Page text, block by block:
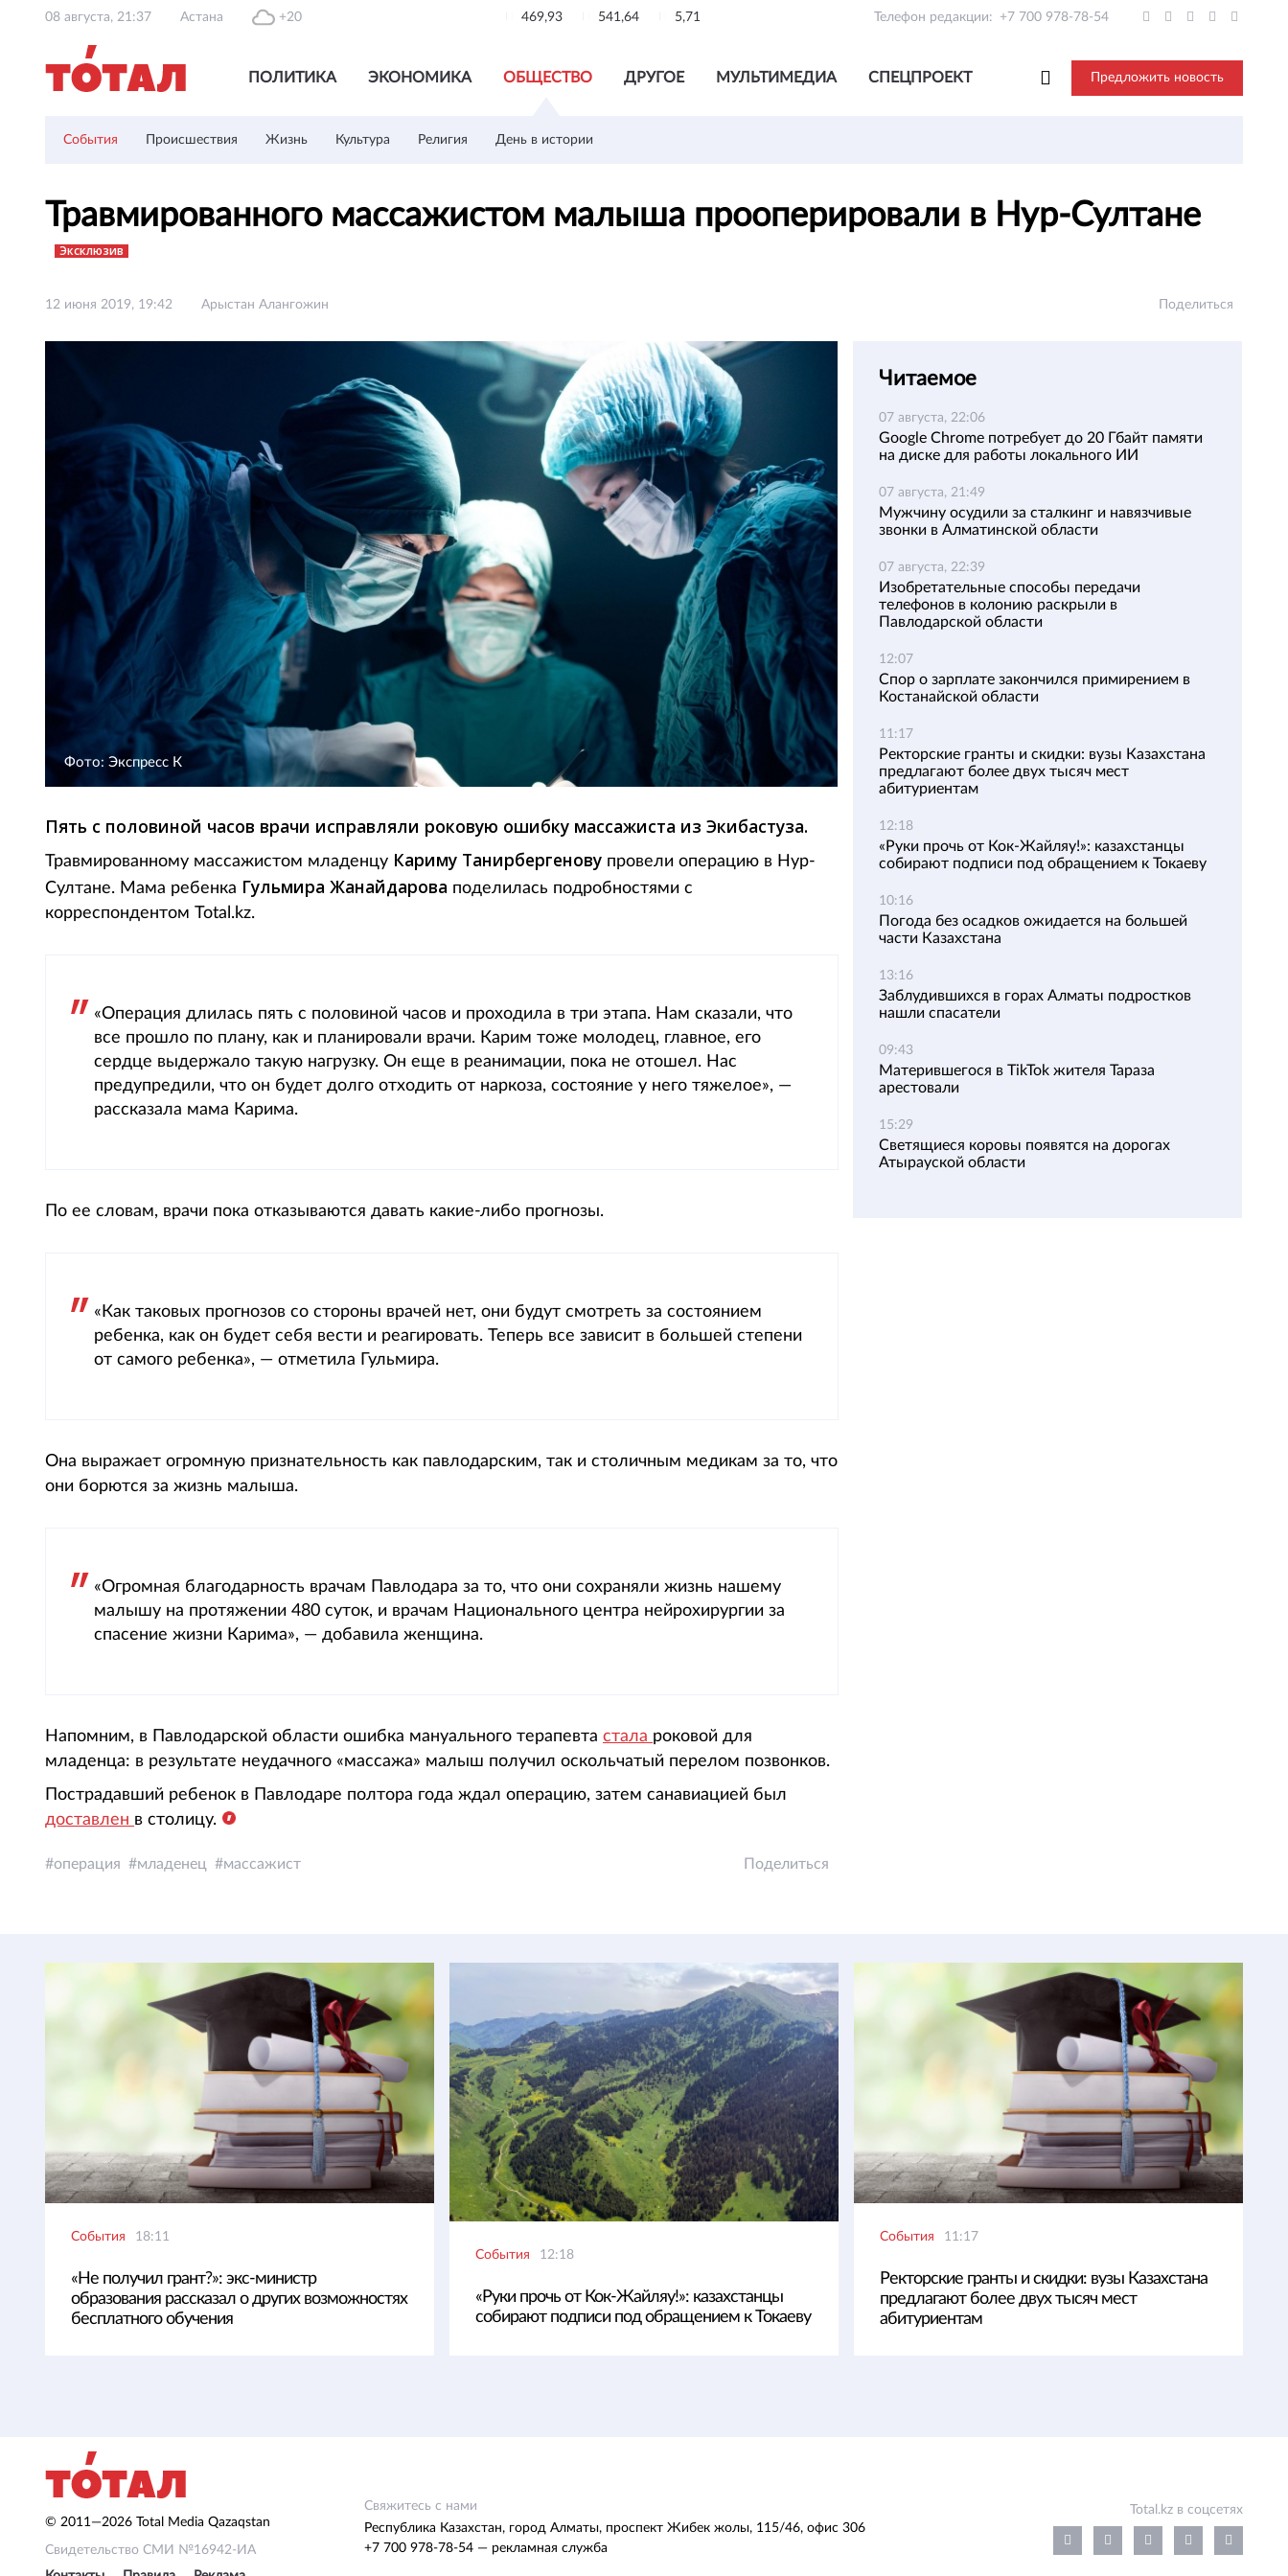
08 августа, 21:37 Астана +20 469,93 541,64 5,71 Телефон редакции: +7 700 978-78-54
ПОЛИТИКА ЭКОНОМИКА ОБЩЕСТВО ДРУГОЕ МУЛЬТИМЕДИА СПЕЦПРОЕКТ Предложить новость
События Происшествия Жизнь Культура Религия День в истории
Травмированного массажистом малыша прооперировали в Нур-Султане
Эксклюзив
12 июня 2019, 19:42 Арыстан Алангожин Поделиться
Фото: Экспресс К
Пять с половиной часов врачи исправляли роковую ошибку массажиста из Экибастуза.
Травмированному массажистом младенцу Кариму Танирбергенову провели операцию в Нур-
Султане. Мама ребенка Гульмира Жанайдарова поделилась подробностями с
корреспондентом Total.kz.
«Операция длилась пять с половиной часов и проходила в три этапа. Нам сказали, что
все прошло по плану, как и планировали врачи. Карим тоже молодец, главное, его
сердце выдержало такую нагрузку. Он еще в реанимации, пока не отошел. Нас
предупредили, что он будет долго отходить от наркоза, состояние у него тяжелое», —
рассказала мама Карима.
По ее словам, врачи пока отказываются давать какие-либо прогнозы.
«Как таковых прогнозов со стороны врачей нет, они будут смотреть за состоянием
ребенка, как он будет себя вести и реагировать. Теперь все зависит в большей степени
от самого ребенка», — отметила Гульмира.
Она выражает огромную признательность как павлодарским, так и столичным медикам за то, что
они борются за жизнь малыша.
«Огромная благодарность врачам Павлодара за то, что они сохраняли жизнь нашему
малышу на протяжении 480 суток, и врачам Национального центра нейрохирургии за
спасение жизни Карима», — добавила женщина.
Напомним, в Павлодарской области ошибка мануального терапевта стала роковой для
младенца: в результате неудачного «массажа» малыш получил оскольчатый перелом позвонков.
Пострадавший ребенок в Павлодаре полтора года ждал операцию, затем санавиацией был
доставлен в столицу.
операция младенец массажист Поделиться
Читаемое
07 августа, 22:06
Google Chrome потребует до 20 Гбайт памяти
на диске для работы локального ИИ
07 августа, 21:49
Мужчину осудили за сталкинг и навязчивые
звонки в Алматинской области
07 августа, 22:39
Изобретательные способы передачи
телефонов в колонию раскрыли в
Павлодарской области
12:07
Спор о зарплате закончился примирением в
Костанайской области
11:17
Ректорские гранты и скидки: вузы Казахстана
предлагают более двух тысяч мест
абитуриентам
12:18
«Руки прочь от Кок-Жайляу!»: казахстанцы
собирают подписи под обращением к Токаеву
10:16
Погода без осадков ожидается на большей
части Казахстана
13:16
Заблудившихся в горах Алматы подростков
нашли спасатели
09:43
Матерившегося в TikTok жителя Тараза
арестовали
15:29
Светящиеся коровы появятся на дорогах
Атырауской области
События 18:11
«Не получил грант?»: экс-министр
образования рассказал о других возможностях
бесплатного обучения
События 12:18
«Руки прочь от Кок-Жайляу!»: казахстанцы
собирают подписи под обращением к Токаеву
События 11:17
Ректорские гранты и скидки: вузы Казахстана
предлагают более двух тысяч мест
абитуриентам
© 2011—2026 Total Media Qazaqstan
Свидетельство СМИ №16942-ИА
Свяжитесь с нами
Республика Казахстан, город Алматы, проспект Жибек жолы, 115/46, офис 306
+7 700 978-78-54 — рекламная служба
Total.kz в соцсетях